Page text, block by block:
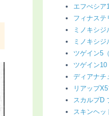
エフぺシア
フィナステ
ミノキシジ
ミノキシジ
ツゲイン5
ツゲイン10
ディアナチ
リアップ
スカルプD
スキンヘッ